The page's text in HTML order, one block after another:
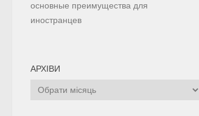
основные преимущества для
иностранцев
АРХІВИ
Архіви